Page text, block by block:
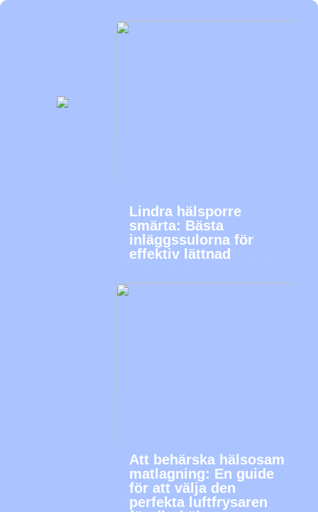
Lindra hälsporre
smärta: Bästa
inläggssulorna för
effektiv lättnad
Att behärska hälsosam
matlagning: En guide
för att välja den
perfekta luftfrysaren